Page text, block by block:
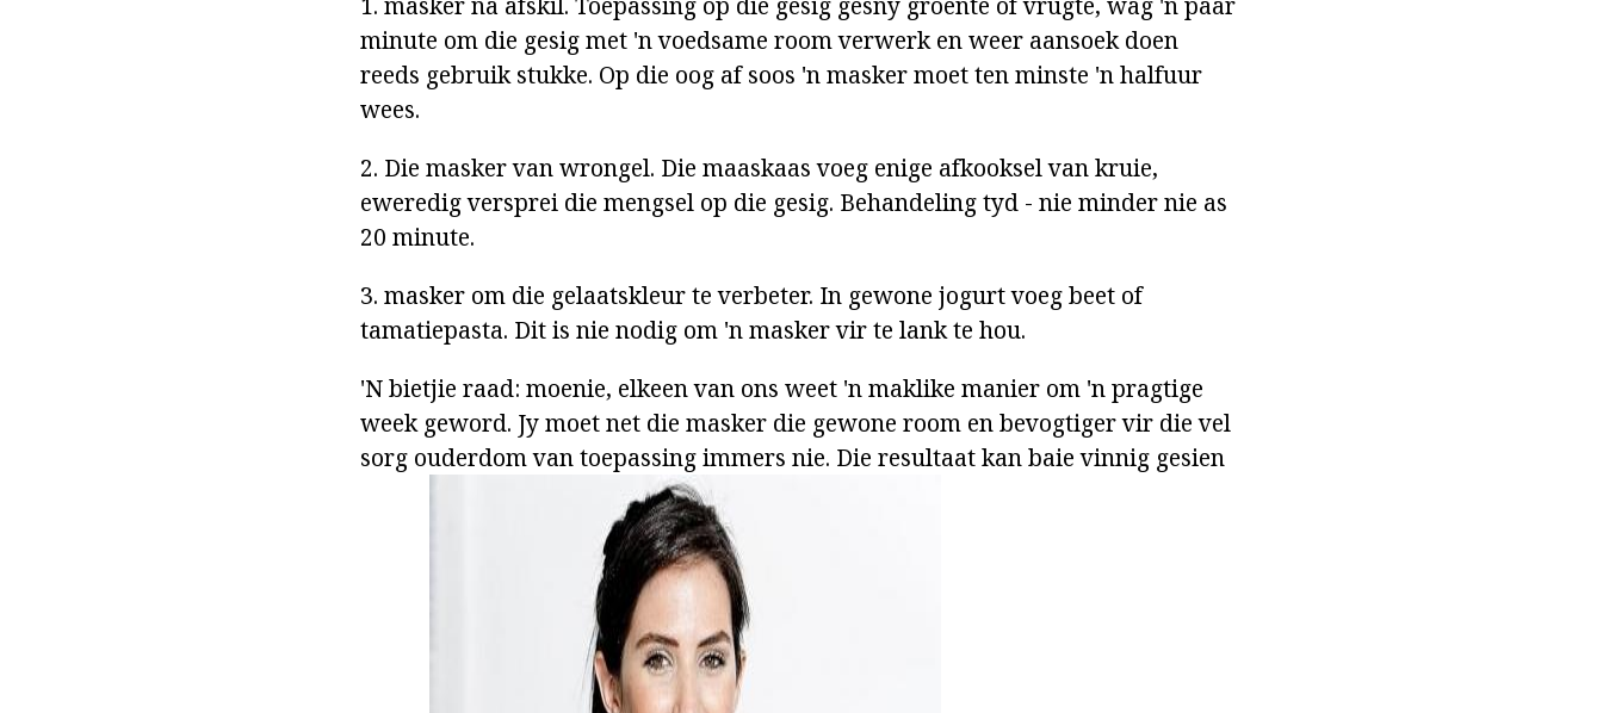
minute om die gesig met 'n voedsame room verwerk en weer aansoek doen
reeds gebruik stukke. Op die oog af soos 'n masker moet ten minste 'n halfuur
wees.
2. Die masker van wrongel. Die maaskaas voeg enige afkooksel van kruie,
eweredig versprei die mengsel op die gesig. Behandeling tyd - nie minder nie as
20 minute.
3. masker om die gelaatskleur te verbeter. In gewone jogurt voeg beet of
tamatiepasta. Dit is nie nodig om 'n masker vir te lank te hou.
'N bietjie raad: moenie, elkeen van ons weet 'n maklike manier om 'n pragtige
week geword. Jy moet net die masker die gewone room en bevogtiger vir die vel
sorg ouderdom van toepassing immers nie. Die resultaat kan baie vinnig gesien